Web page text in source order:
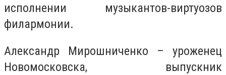
исполнении музыкантов-виртуозов
филармонии.
Александр Мирошниченко – уроженец
Новомосковска, выпускник